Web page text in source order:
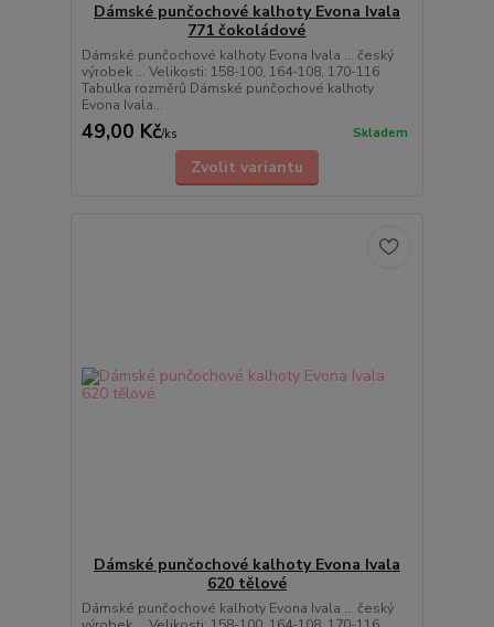
Dámské punčochové kalhoty Evona Ivala
771 čokoládové
Dámské punčochové kalhoty Evona Ivala ... český
výrobek ... Velikosti: 158-100, 164-108, 170-116
Tabulka rozměrů Dámské punčochové kalhoty
Evona Ivala...
49,00 Kč/ks Skladem
Zvolit variantu
Dámské punčochové kalhoty Evona Ivala
620 tělové
Dámské punčochové kalhoty Evona Ivala ... český